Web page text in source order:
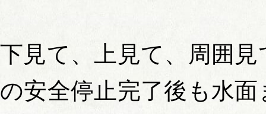
下見て、上見て、周囲
の安全停止完了後も水